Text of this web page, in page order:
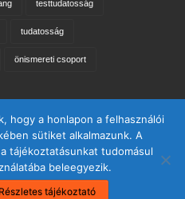
testtudatosság
tudatosság
önismereti csoport
hogy a honlapon a felhasználói
sütiket alkalmazunk. A
tájékoztatásunkat tudomásul
beleegyezik.
Részletes tájékoztató